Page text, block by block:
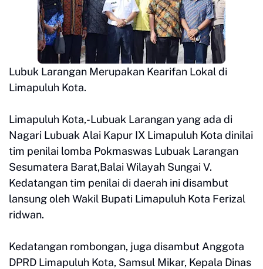
Lubuk Larangan Merupakan Kearifan Lokal di
Limapuluh Kota.
Limapuluh Kota,-Lubuak Larangan yang ada di
Nagari Lubuak Alai Kapur IX Limapuluh Kota dinilai
tim penilai lomba Pokmaswas Lubuak Larangan
Sesumatera Barat,Balai Wilayah Sungai V.
Kedatangan tim penilai di daerah ini disambut
lansung oleh Wakil Bupati Limapuluh Kota Ferizal
ridwan.
Kedatangan rombongan, juga disambut Anggota
DPRD Limapuluh Kota, Samsul Mikar, Kepala Dinas